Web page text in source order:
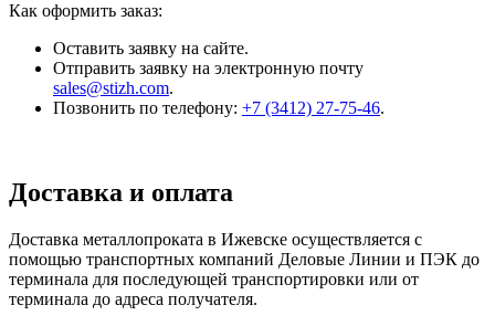
Как оформить заказ:
Оставить заявку на сайте.
Отправить заявку на электронную почту
sales@stizh.com.
Позвонить по телефону: +7 (3412) 27-75-46.
Доставка и оплата
Доставка металлопроката в Ижевске осуществляется с
помощью транспортных компаний Деловые Линии и ПЭК до
терминала для последующей транспортировки или от
терминала до адреса получателя.